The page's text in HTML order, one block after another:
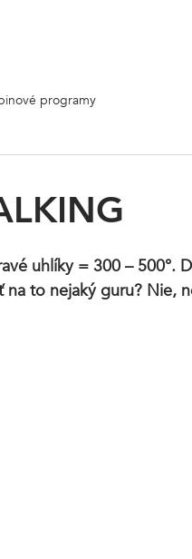
programy
uhlíky = 300 – 500°.
to nejaký guru? Nie,